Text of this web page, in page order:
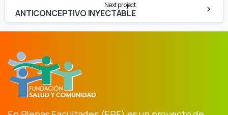
Next project
ANTICONCEPTIVO INYECTABLE